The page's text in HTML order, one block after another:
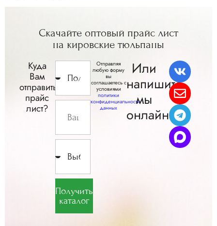
Скачайте оптовый прайс лист
на кировские тюльпаны
Куда
Вам
отправить
прайс
лист?
Получить
каталог
Отправляя
любую форму
вы
соглашаетесь с
условиями
политики
конфиденциальности
данных
Или
напишите,
мы
онлайн